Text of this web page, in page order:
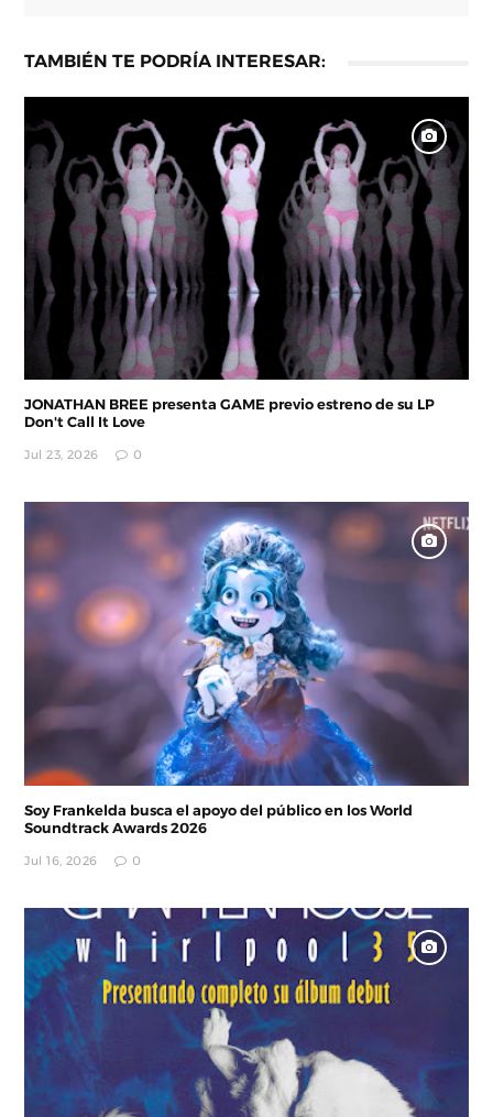
TAMBIÉN TE PODRÍA INTERESAR:
JONATHAN BREE presenta GAME previo estreno de su LP
Don't Call It Love
Jul 23, 2026 0
Soy Frankelda busca el apoyo del público en los World
Soundtrack Awards 2026
Jul 16, 2026 0